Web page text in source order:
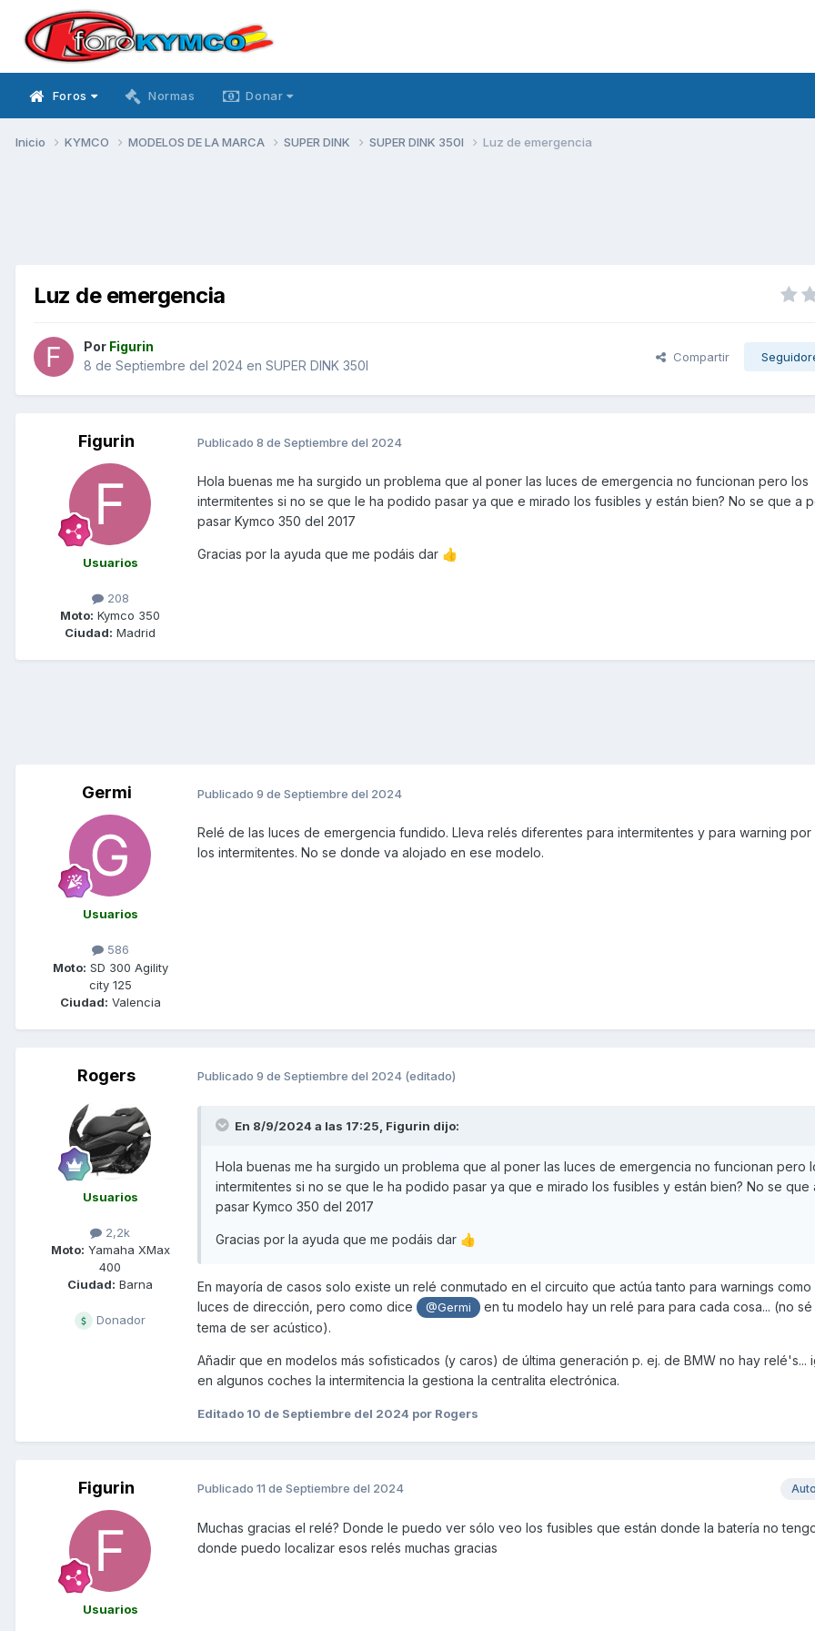
Foros Normas Donar
Inicio KYMCO MODELOS DE LA MARCA SUPER DINK SUPER DINK 350I Luz de emergencia
Luz de emergencia
Por Figurin
8 de Septiembre del 2024 en SUPER DINK 350I
Compartir
Figurin
Usuarios
208
Moto: Kymco 350
Ciudad: Madrid
Publicado 8 de Septiembre del 2024
Hola buenas me ha surgido un problema que al poner las luces de emergencia no funcionan pero los
intermitentes si no se que le ha podido pasar ya que e mirado los fusibles y están bien? No se que a
pasar Kymco 350 del 2017
Gracias por la ayuda que me podáis dar 👍
Germi
Usuarios
586
Moto: SD 300 Agility
city 125
Ciudad: Valencia
Publicado 9 de Septiembre del 2024
Relé de las luces de emergencia fundido. Lleva relés diferentes para intermitentes y para warning por
los intermitentes. No se donde va alojado en ese modelo.
Rogers
Usuarios
2,2k
Moto: Yamaha XMax
400
Ciudad: Barna
Donador
Publicado 9 de Septiembre del 2024 (editado)
En 8/9/2024 a las 17:25, Figurin dijo:
Hola buenas me ha surgido un problema que al poner las luces de emergencia no funcionan pero
intermitentes si no se que le ha podido pasar ya que e mirado los fusibles y están bien? No se que
pasar Kymco 350 del 2017
Gracias por la ayuda que me podáis dar 👍
En mayoría de casos solo existe un relé conmutado en el circuito que actúa tanto para warnings como
luces de dirección, pero como dice
@Germi
en tu modelo hay un relé para para cada cosa... (no
tema de ser acústico).
Añadir que en modelos más sofisticados (y caros) de última generación p. ej. de BMW no hay relé's...
en algunos coches la intermitencia la gestiona la centralita electrónica.
Editado 10 de Septiembre del 2024 por Rogers
Figurin
Usuarios
Publicado 11 de Septiembre del 2024
Muchas gracias el relé? Donde le puedo ver sólo veo los fusibles que están donde la batería no
donde puedo localizar esos relés muchas gracias